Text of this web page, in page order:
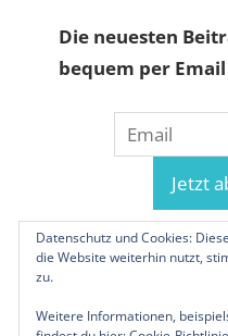
Die neuesten
bequem per
Datenschutz und Cookies:
die Website weiterhin nutzt,
zu.
Weitere Informationen,